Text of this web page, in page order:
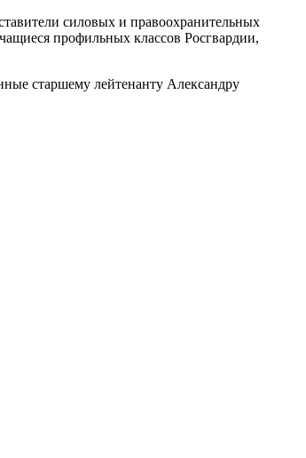
силовых и правоохранительных
профильных классов Росгвардии,
старшему лейтенанту Александру